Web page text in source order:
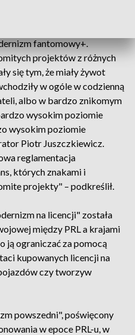
fantomowy+.
projektów z różnych
się tym, że miały żywot
w ogóle w codzienną
albo w bardzo znikomym
wysokim poziomie
wysokim poziomie
Piotr Juszczkiewicz.
reglamentacja
których znakami i
projekty" – podkreślił.
na licencji" została
między PRL a krajami
ją ograniczać za pomocą
kupowanych licencji na
czy tworzyw
powszedni", poświęcony
w epoce PRL-u, w